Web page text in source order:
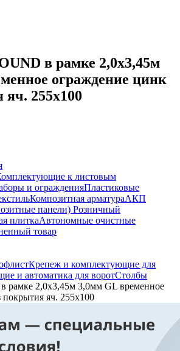
в рамке 2,0х3,45м
ограждение цинк
яч. 255х100
к листовым
и огражденияПластиковые
Композитная арматураАКП
панели) Розничный
плиткаАвтономные очистные
товар
Крепеж и комплектующие для
и автоматика для воротСтолбы
рамке 2,0х3,45м 3,0мм GL временное
яч. 255х100